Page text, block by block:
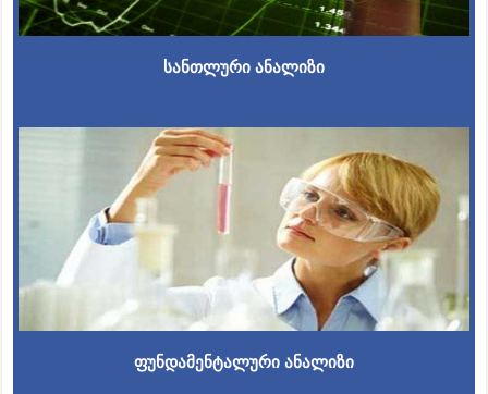
სანთლური ანალიზი
ფუნდამენტალური ანალიზი